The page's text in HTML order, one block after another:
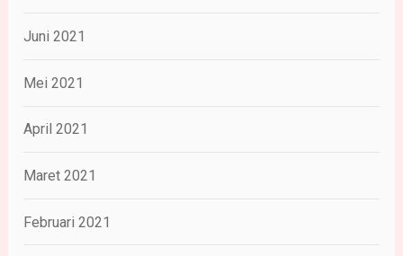
Juni 2021
Mei 2021
April 2021
Maret 2021
Februari 2021